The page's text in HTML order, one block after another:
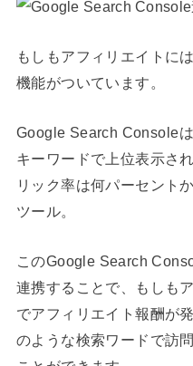
もしもアフィリエイトに
機能がついています。
Google Search Console
キーワードで上位表示さ
リック率は何パーセント
ツール。
このGoogle Search
連携することで、もしも
でアフィリエイト報酬が
のような検索ワードで訪